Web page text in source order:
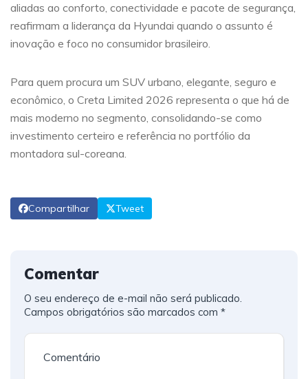
aliadas ao conforto, conectividade e pacote de segurança,
reafirmam a liderança da Hyundai quando o assunto é
inovação e foco no consumidor brasileiro.
Para quem procura um SUV urbano, elegante, seguro e
econômico, o Creta Limited 2026 representa o que há de
mais moderno no segmento, consolidando-se como
investimento certeiro e referência no portfólio da
montadora sul-coreana.
Compartilhar Tweet
Comentar
O seu endereço de e-mail não será publicado.
Campos obrigatórios são marcados com *